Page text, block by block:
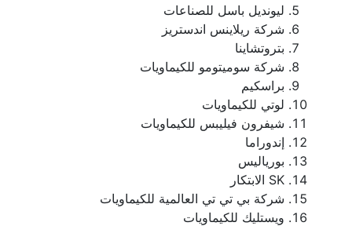
ليونديل باسل للصناعات
شركة ريلاينس اندستريز
بتروتشاينا
شركة سوميتومو للكيماويات
براسكيم
لوتي للكيماويات
شيفرون فيليبس للكيماويات
إندوراما
بورياليس
SK الابتكار
شركة بي تي تي العالمية للكيماويات
ويستليك للكيماويات